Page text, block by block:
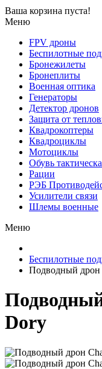
Ваша корзина пуста!
Меню
FPV дроны
Беспилотные
Бронежилеты
Бронеплиты
Военная оптика
Генераторы
Детектор дронов
Защита от
Квадрокоптеры
Квадроциклы
Мотоциклы
Обувь
Рации
РЭБ
Усилители связи
Шлемы военные
Меню
Беспилотные
Подводный дрон
Dory